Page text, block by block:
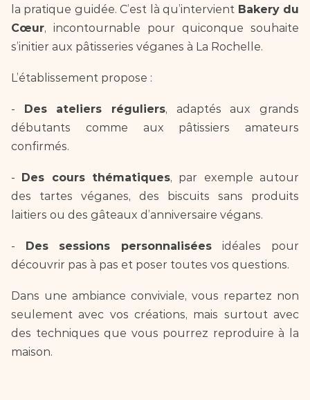
la pratique guidée. C’est là qu’intervient Bakery du
Cœur, incontournable pour quiconque souhaite
s’initier aux pâtisseries véganes à La Rochelle.
L’établissement propose :
- Des ateliers réguliers, adaptés aux grands
débutants comme aux pâtissiers amateurs
confirmés.
- Des cours thématiques, par exemple autour
des tartes véganes, des biscuits sans produits
laitiers ou des gâteaux d’anniversaire végans.
- Des sessions personnalisées idéales pour
découvrir pas à pas et poser toutes vos questions.
Dans une ambiance conviviale, vous repartez non
seulement avec vos créations, mais surtout avec
des techniques que vous pourrez reproduire à la
maison.